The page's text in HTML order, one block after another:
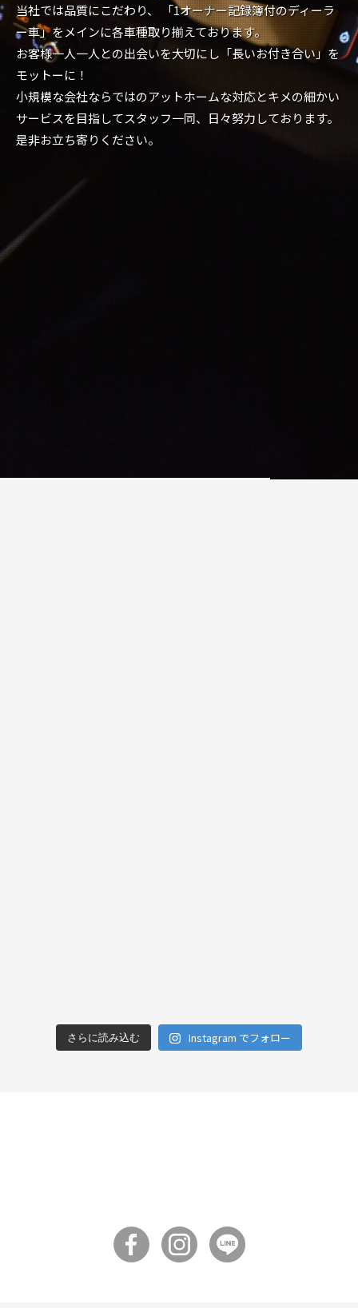
当社では品質にこだわり、 「1オーナー記録簿付のディーラ
ー車」をメインに各車種取り揃えております。
お客様一人一人との出会いを大切にし「長いお付き合い」を
モットーに！
小規模な会社ならではのアットホームな対応とキメの細かい
サービスを目指してスタッフ一同、日々努力しております。
是非お立ち寄りください。
さらに読み込む Instagram でフォロー